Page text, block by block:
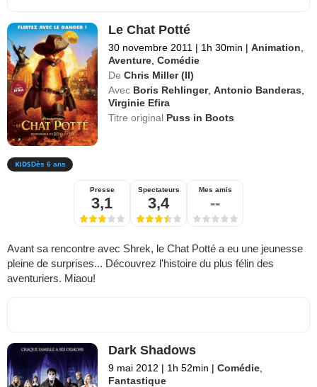
Le Chat Potté
30 novembre 2011 | 1h 30min | Animation
Aventure ,Comédie
De Chris Miller (II)
Avec Boris Rehlinger,Antonio Banderas
Virginie Efira
Titre original Puss in Boots
Dès 6 ans
Presse
3,1
Spectateurs
3,4
Mes amis
--
Avant sa rencontre avec Shrek, le Chat Potté a eu une jeunesse
pleine de surprises... Découvrez l'histoire du plus félin des
aventuriers. Miaou!
Dark Shadows
9 mai 2012 | 1h 52min | Comédie
Fantastique